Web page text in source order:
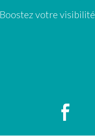
Boostez votre visibilité